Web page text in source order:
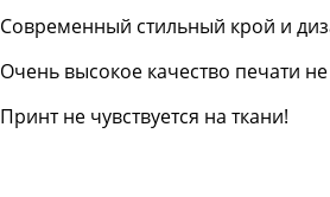
Современный стильный крой и
Очень высокое качество печати
Принт не чувствуется на ткани!